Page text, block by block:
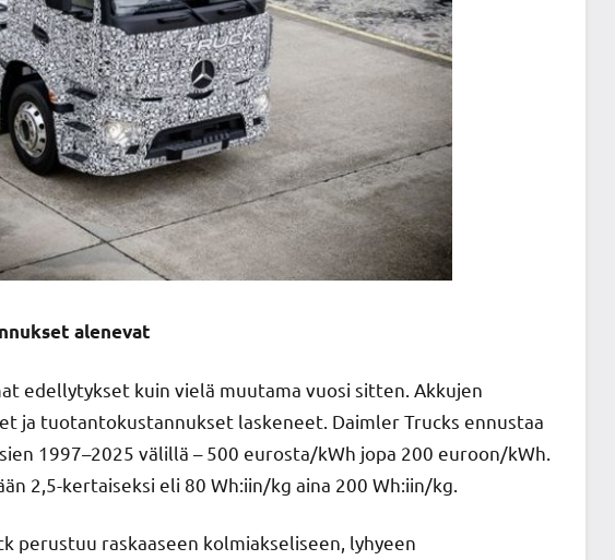
alenevat
edellytykset kuin vielä muutama vuosi sitten. Akkujen
ja tuotantokustannukset laskeneet. Daimler Trucks ennustaa
1997­–2025 välillä – 500 eurosta/kWh jopa 200 euroon/kWh.
2,5-kertaiseksi eli 80 Wh:iin/kg aina 200 Wh:iin/kg.
perustuu raskaaseen kolmiakseliseen, lyhyeen